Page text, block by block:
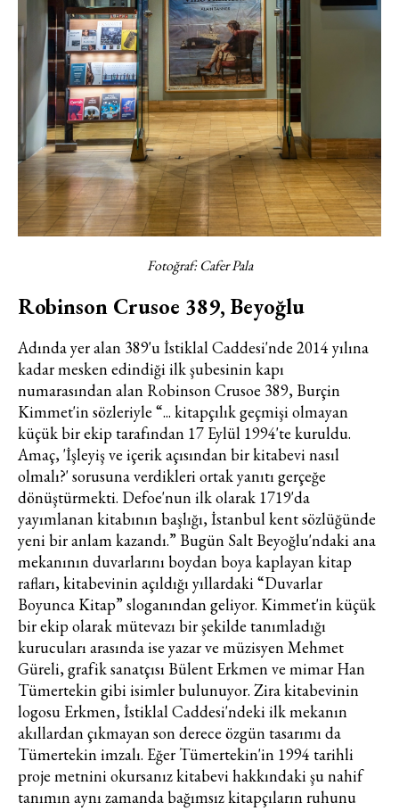
Fotoğraf: Cafer Pala
Robinson Crusoe 389, Beyoğlu
Adında yer alan 389'u İstiklal Caddesi'nde 2014 yılına
kadar mesken edindiği ilk şubesinin kapı
numarasından alan Robinson Crusoe 389, Burçin
Kimmet'in sözleriyle “... kitapçılık geçmişi olmayan
küçük bir ekip tarafından 17 Eylül 1994'te kuruldu.
Amaç, 'İşleyiş ve içerik açısından bir kitabevi nasıl
olmalı?' sorusuna verdikleri ortak yanıtı gerçeğe
dönüştürmekti. Defoe'nun ilk olarak 1719'da
yayımlanan kitabının başlığı, İstanbul kent sözlüğünde
yeni bir anlam kazandı.” Bugün Salt Beyoğlu'ndaki ana
mekanının duvarlarını boydan boya kaplayan kitap
rafları, kitabevinin açıldığı yıllardaki “Duvarlar
Boyunca Kitap” sloganından geliyor. Kimmet'in küçük
bir ekip olarak mütevazı bir şekilde tanımladığı
kurucuları arasında ise yazar ve müzisyen Mehmet
Güreli, grafik sanatçısı Bülent Erkmen ve mimar Han
Tümertekin gibi isimler bulunuyor. Zira kitabevinin
logosu Erkmen, İstiklal Caddesi'ndeki ilk mekanın
akıllardan çıkmayan son derece özgün tasarımı da
Tümertekin imzalı. Eğer Tümertekin'in 1994 tarihli
proje metnini okursanız kitabevi hakkındaki şu nahif
tanımın aynı zamanda bağımsız kitapçıların ruhunu